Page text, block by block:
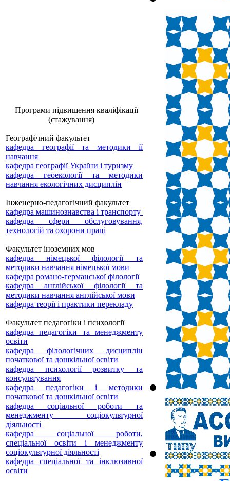
Програми підвищення кваліфікації
(стажування)
Географічний факультет
кафедра географії та методики її
навчання
кафедра географії України і туризму
кафедра геоекології та методики
навчання екологічних дисциплін
Інженерно-педагогічний факультет
кафедра машинознавства і транспорту
кафедра сфери обслуговування,
технологій та охорони праці
Факультет іноземних мов
кафедра німецької філології та
методики навчання німецької мови
кафедра романо-германської філології
кафедра англійської філології та
методики навчання англійської мови
кафедра теорії і практики перекладу
Факультет педагогіки і психології
кафедра педагогіки та менеджменту
освіти
кафедра філологічних дисциплін
початкової та дошкільної освіти
кафедра психології розвитку та
консультування
кафедра педагогіки і методики
початкової та дошкільної освіти
кафедра соціальної роботи та
менеджменту соціокультурної
діяльності
кафедра соціальної роботи,
спеціальної освіти і менеджменту
соціокультурної діяльності
кафедра спеціальної та інклюзивної
освіти